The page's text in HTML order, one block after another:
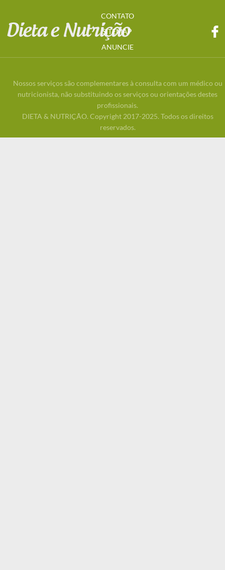
CONTATO
SITEMAP
ANUNCIE
Nossos serviços são complementares à consulta com um médico ou
nutricionista, não substituindo os serviços ou orientações destes
profissionais.
DIETA & NUTRIÇÃO. Copyright 2017-2025. Todos os direitos
reservados.